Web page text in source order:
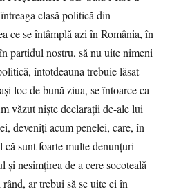
clasă politică din
ce se întâmplă azi în România, în
partidul nostru, să nu uite nimeni
întotdeauna trebuie lăsat
loc de bună ziua, se întoarce ca
văzut nişte declaraţii de-ale lui
deveniţi acum penelei, care, în
că sunt foarte multe denunţuri
nesimţirea de a cere socoteală
ar trebui să se uite ei în